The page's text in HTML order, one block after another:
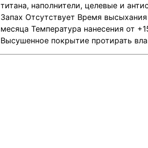
титана, наполнители, целевые и
Запах Отсутствует Время
месяца Температура нанесения от
Высушенное покрытие протирать